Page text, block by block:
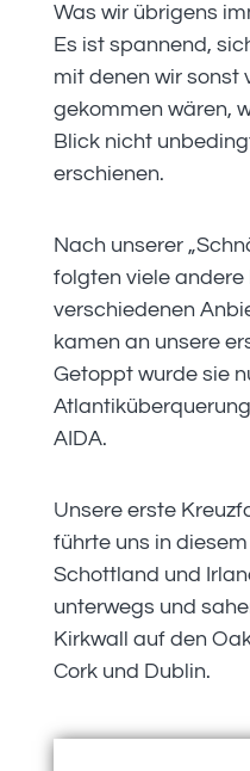
Was wir übrigens
Es ist spannend,
mit denen wir sonst
gekommen wären,
Blick nicht
erschienen.
Nach unserer
folgten viele
verschiedenen
kamen an unsere
Getoppt wurde sie
AIDA.
Unsere erste
führte uns in
Schottland und
unterwegs und
Kirkwall auf den
Cork und Dublin.